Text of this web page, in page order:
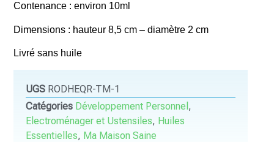
Contenance : environ 10ml
Dimensions : hauteur 8,5 cm – diamètre 2 cm
Livré sans huile
UGS RODHEQR-TM-1
Catégories Développement Personnel ,
Electroménager et Ustensiles, Huiles
Essentielles, Ma Maison Saine